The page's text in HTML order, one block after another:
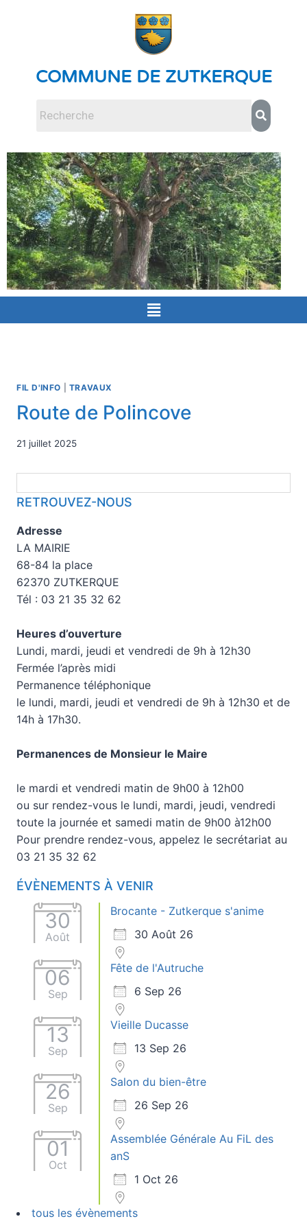
COMMUNE DE ZUTKERQUE
FIL D'INFO TRAVAUX
Route de Polincove
21 juillet 2025
RETROUVEZ-NOUS
Adresse
LA MAIRIE
68-84 la place
62370 ZUTKERQUE
Tél : 03 21 35 32 62
Heures d’ouverture
Lundi, mardi, jeudi et vendredi de 9h à 12h30
Fermée l’après midi
Permanence téléphonique
le lundi, mardi, jeudi et vendredi de 9h à 12h30 et de
14h à 17h30.
Permanences de Monsieur le Maire
le mardi et vendredi matin de 9h00 à 12h00
ou sur rendez-vous le lundi, mardi, jeudi, vendredi
toute la journée et samedi matin de 9h00 à12h00
Pour prendre rendez-vous, appelez le secrétariat au
03 21 35 32 62
ÉVÈNEMENTS À VENIR
30
Août
Brocante - Zutkerque s'anime
30 Août 26
06
Sep
Fête de l'Autruche
6 Sep 26
13
Sep
Vieille Ducasse
13 Sep 26
26
Sep
Salon du bien-être
26 Sep 26
01
Oct
Assemblée Générale Au FiL des
anS
1 Oct 26
tous les évènements